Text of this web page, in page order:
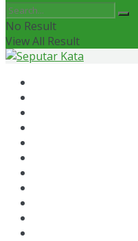
No Result
View All Result